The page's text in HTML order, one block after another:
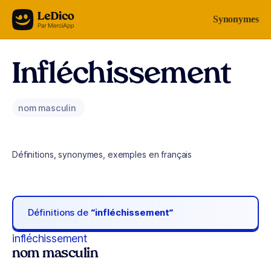
Aller au contenu Synonymes
Infléchissement
nom masculin
Définitions, synonymes, exemples en français
Définitions de “infléchissement“
infléchissement
nom masculin